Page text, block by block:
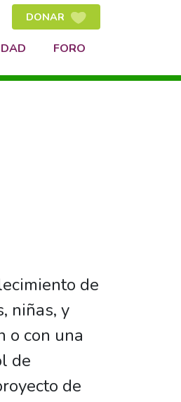
DONAR
FORO
de
niñas, y
o con una
de
de